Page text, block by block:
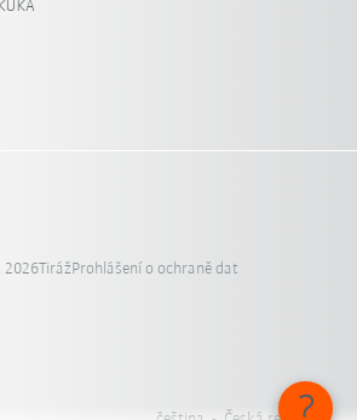
2026TirážProhlášení o ochraně dat